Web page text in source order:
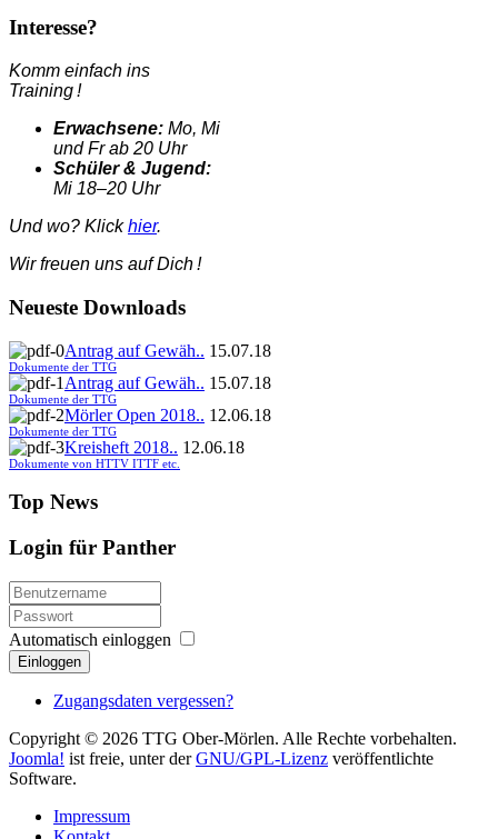
Interesse?
Komm einfach ins
Training !
Erwachsene: Mo, Mi
und Fr ab 20 Uhr
Schüler & Jugend:
Mi 18–20 Uhr
Und wo? Klickhier.
Wir freuen uns auf Dich !
Neueste Downloads
Antrag auf Gewäh.. 15.07.18
Dokumente der TTG
Antrag auf Gewäh.. 15.07.18
Dokumente der TTG
Mörler Open 2018.. 12.06.18
Dokumente der TTG
Kreisheft 2018.. 12.06.18
Dokumente von HTTV ITTF etc.
Top News
Login für Panther
Automatisch einloggen
Einloggen
Zugangsdaten vergessen?
Copyright © 2026 TTG Ober-Mörlen. Alle Rechte vorbehalten.
Joomla! ist freie, unter derGNU/GPL-Lizenz veröffentlichte
Software.
Impressum